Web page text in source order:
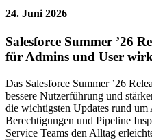
24. Juni 2026
Salesforce Summer ’26
für Admins und User
Das Salesforce Summer ’26
bessere Nutzerführung und
die wichtigsten Updates rund
Berechtigungen und Pipeline
Service Teams den Alltag